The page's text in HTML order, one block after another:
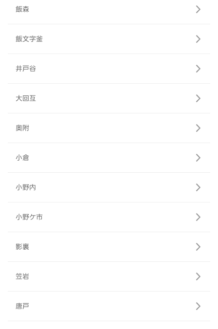
飯森
飯文字釜
井戸谷
大回互
奥附
小倉
小野内
小野ケ市
影裏
笠岩
唐戸